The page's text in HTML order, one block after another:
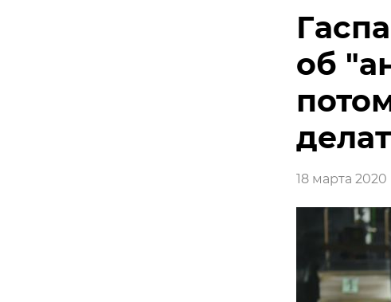
об
18 марта 2020